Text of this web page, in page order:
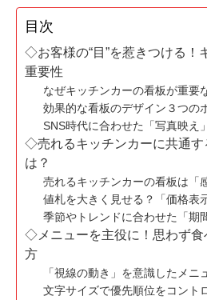
目次
◇お客様の“目”を惹きつける！
重要性
なぜキッチンカーの看板が重要
効果的な看板のデザイン３つの
SNS時代に合わせた「写真映え
◇売れるキッチンカーに共通
は？
売れるキッチンカーの看板は「
値札を大きく見せる？「価格表
季節やトレンドに合わせた「期
◇メニューを主役に！思わず
方
「視線の動き」を意識したメニ
文字サイズで優先順位をコント